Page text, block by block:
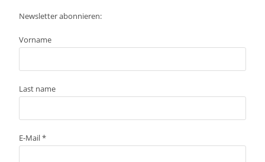
Newsletter abonnieren:
Vorname
Last name
E-Mail*